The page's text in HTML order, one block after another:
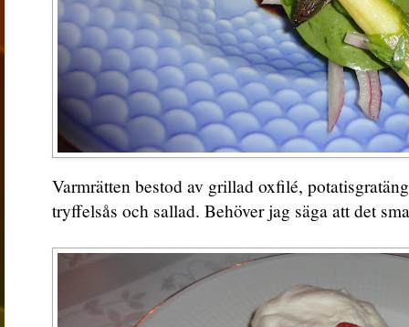
Varmrätten bestod av grillad oxfilé,
tryffelsås och sallad. Behöver jag säga att det